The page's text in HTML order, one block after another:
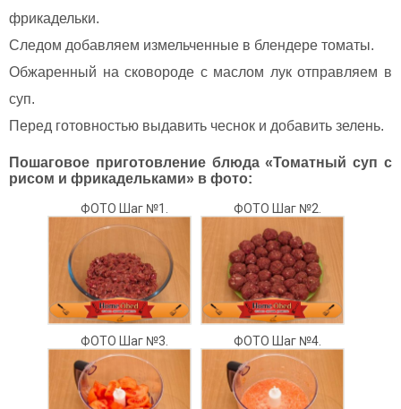
фрикадельки.
Следом добавляем измельченные в блендере томаты.
Обжаренный на сковороде с маслом лук отправляем в
суп.
Перед готовностью выдавить чеснок и добавить зелень.
Пошаговое приготовление блюда «Томатный суп с
рисом и фрикадельками» в фото:
ФОТО Шаг №1. ФОТО Шаг №2.
ФОТО Шаг №3. ФОТО Шаг №4.